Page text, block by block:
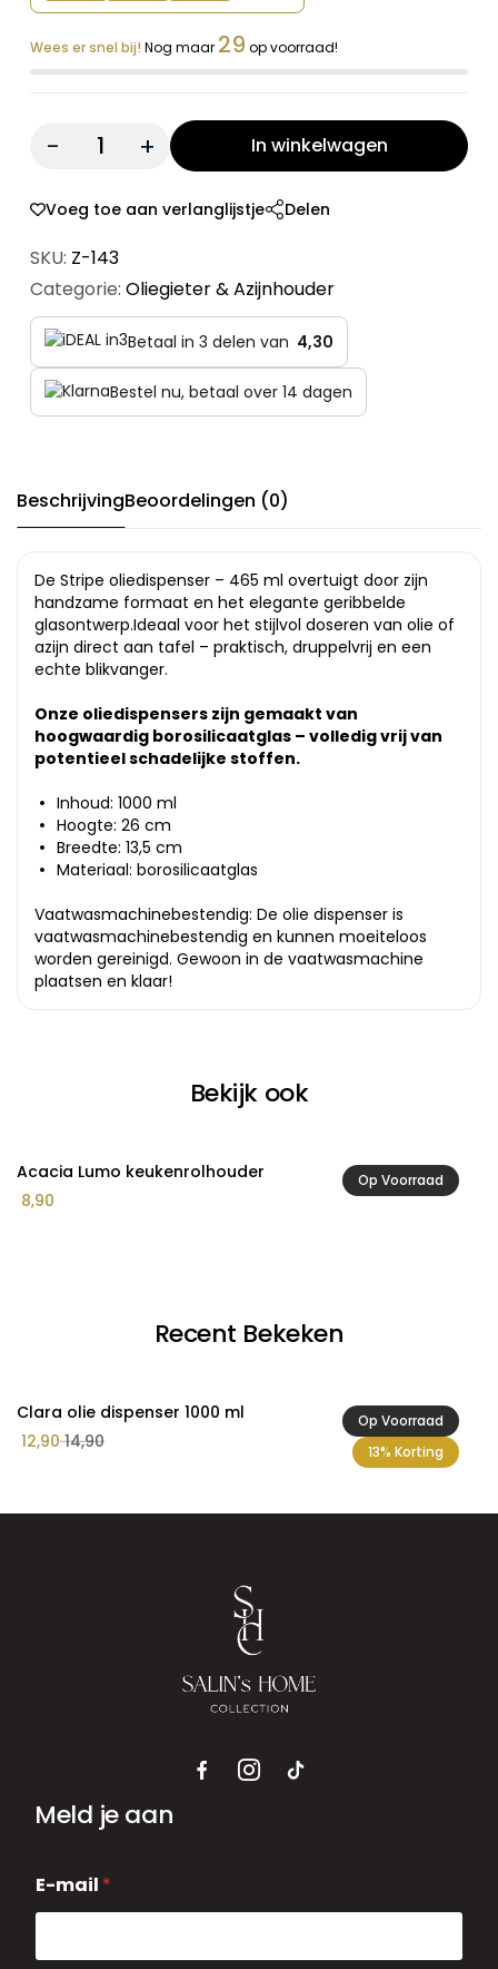
Wees er snel bij! Nog maar 29 op voorraad!
Quantity: In winkelwagen
Voeg toe aan verlanglijstje Delen
SKU: Z-143
Categorie: Oliegieter & Azijnhouder
Betaal in 3 delen van 4,30
Bestel nu, betaal over 14 dagen
BeschrijvingBeoordelingen (0)
De Stripe oliedispenser – 465 ml overtuigt door zijn
handzame formaat en het elegante geribbelde
glasontwerp.Ideaal voor het stijlvol doseren van olie of
azijn direct aan tafel – praktisch, druppelvrij en een
echte blikvanger.
Onze oliedispensers zijn gemaakt van
hoogwaardig borosilicaatglas – volledig vrij van
potentieel schadelijke stoffen.
Inhoud: 1000 ml
Hoogte: 26 cm
Breedte: 13,5 cm
Materiaal: borosilicaatglas
Vaatwasmachinebestendig: De olie dispenser is
vaatwasmachinebestendig en kunnen moeiteloos
worden gereinigd. Gewoon in de vaatwasmachine
plaatsen en klaar!
Bekijk ook
Op Voorraad
Acacia Lumo keukenrolhouder
8,90
Recent Bekeken
Op Voorraad
13% Korting
Clara olie dispenser 1000 ml
12,9014,90
Meld je aan
-
m
i
E-mail *